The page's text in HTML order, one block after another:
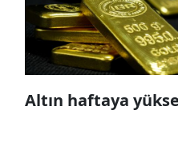
Altın haftaya